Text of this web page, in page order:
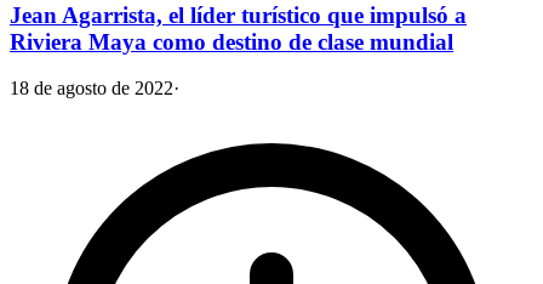
Jean Agarrista, el líder turístico que impulsó a
Riviera Maya como destino de clase mundial
18 de agosto de 2022·